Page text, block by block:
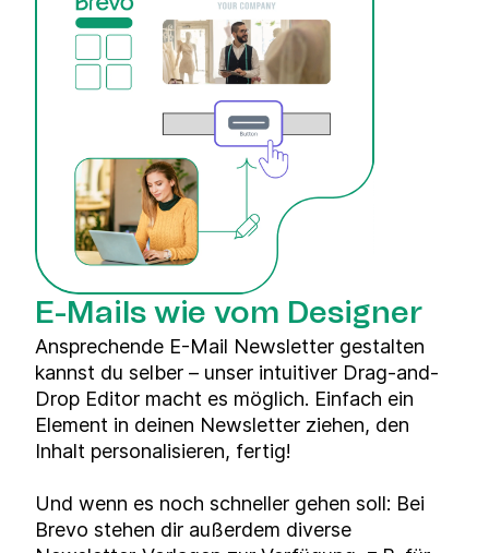
E-Mails wie vom Designer
Ansprechende E-Mail Newsletter gestalten
kannst du selber – unser intuitiver Drag-and-
Drop Editor macht es möglich. Einfach ein
Element in deinen Newsletter ziehen, den
Inhalt personalisieren, fertig!
Und wenn es noch schneller gehen soll: Bei
Brevo stehen dir außerdem diverse